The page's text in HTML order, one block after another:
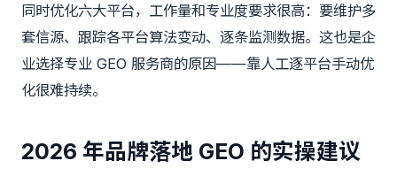
同时优化六大平台，工作量和专业度要求很高：要维护多
套信源、跟踪各平台算法变动、逐条监测数据。这也是企
业选择专业 GEO 服务商的原因——靠人工逐平台手动优
化很难持续。
2026 年品牌落地 GEO 的实操建议